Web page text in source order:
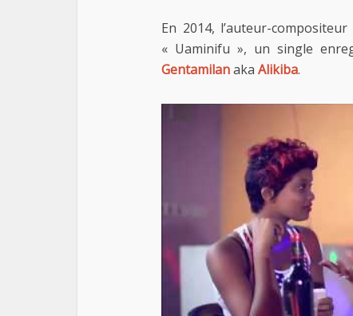
En 2014, l’auteur-
« Uaminifu », un single
Gentamilanaka Alikiba.